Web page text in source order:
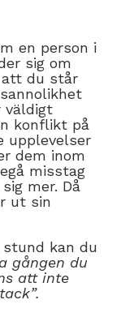
en person i
sig om
du står
väldigt
konflikt på
upplevelser
dem inom
misstag
mer. Då
ut sin
kan du
gången du
att inte